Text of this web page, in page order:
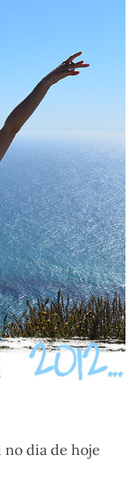
no dia de hoje